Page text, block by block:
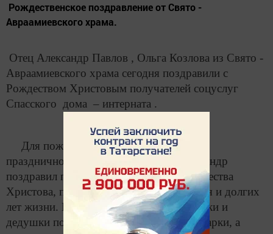
Рождественское поздравление от Свято -
Авраамиевского храма.
Отец Александр Павлов , Ольга Козлова из Свято -
Авраамиевского храма сегодня поздравили с
Рождеством Христовым получателей соцуслуг
Спасского дома – интерната .
Для пожилых людей было проведено
праздничное богослужение, Отец Александр
поздравил прихожан с праздником Рождества
Христова, пожелав им крепкого здоровья и долгих
лет жизни. В завершении встречи бабушки и
дедушки получили Рождественские подарки, а